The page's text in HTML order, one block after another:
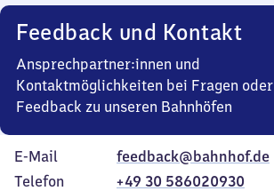
Feedback und Kontakt
Ansprechpartner:innen und
Kontaktmöglichkeiten bei Fragen oder
Feedback zu unseren Bahnhöfen
E-Mail
feedback@bahnhof.de
Telefon
+49 30 586020930